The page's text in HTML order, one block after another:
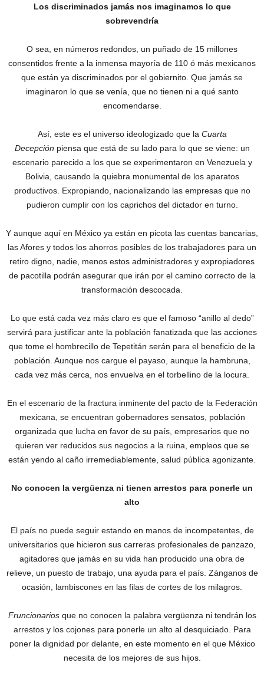
Los discriminados jamás nos imaginamos lo que
sobrevendría
O sea, en números redondos, un puñado de 15 millones
consentidos frente a la inmensa mayoría de 110 ó más mexicanos
que están ya discriminados por el gobiernito. Que jamás se
imaginaron lo que se venía, que no tienen ni a qué santo
encomendarse.
Así, este es el universo ideologizado que la Cuarta
Decepción piensa que está de su lado para lo que se viene: un
escenario parecido a los que se experimentaron en Venezuela y
Bolivia, causando la quiebra monumental de los aparatos
productivos. Expropiando, nacionalizando las empresas que no
pudieron cumplir con los caprichos del dictador en turno.
Y aunque aquí en México ya están en picota las cuentas bancarias,
las Afores y todos los ahorros posibles de los trabajadores para un
retiro digno, nadie, menos estos administradores y expropiadores
de pacotilla podrán asegurar que irán por el camino correcto de la
transformación descocada.
Lo que está cada vez más claro es que el famoso “anillo al dedo”
servirá para justificar ante la población fanatizada que las acciones
que tome el hombrecillo de Tepetitán serán para el beneficio de la
población. Aunque nos cargue el payaso, aunque la hambruna,
cada vez más cerca, nos envuelva en el torbellino de la locura.
‎En el escenario de la fractura inminente del pacto de la Federación
mexicana, se encuentran gobernadores sensatos, población
organizada que lucha en favor de su país, empresarios que no
quieren ver reducidos sus negocios a la ruina, empleos que se
están yendo al caño irremediablemente, salud pública agonizante.
No conocen la vergüenza ni tienen arrestos para ponerle un
alto
El país no puede seguir estando en manos de incompetentes, de
universitarios que hicieron sus carreras profesionales de panzazo,
agitadores que jamás en su vida han producido una obra de
relieve, un puesto de trabajo, una ayuda para el país. Zánganos de
ocasión, lambiscones en las filas de cortes de los milagros.
Fruncionariosque no conocen la palabra vergüenza ni tendrán los
arrestos y los cojones para ponerle un alto al desquiciado. Para
poner la dignidad por delante, en este momento en el que México
necesita de los mejores de sus hijos.